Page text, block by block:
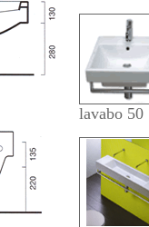
lavabo 50